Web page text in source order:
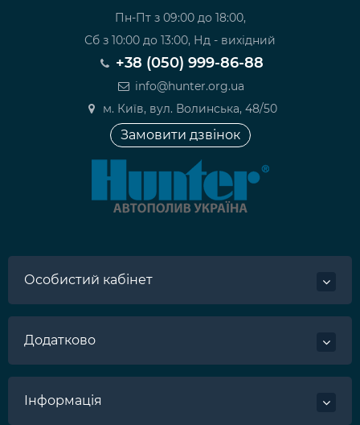
Пн-Пт з 09:00 до 18:00,
Сб з 10:00 до 13:00, Нд - вихідний
+38 (050) 999-86-88
info@hunter.org.ua
м. Київ, вул. Волинська, 48/50
Замовити дзвінок
Особистий кабінет
Додатково
Інформація